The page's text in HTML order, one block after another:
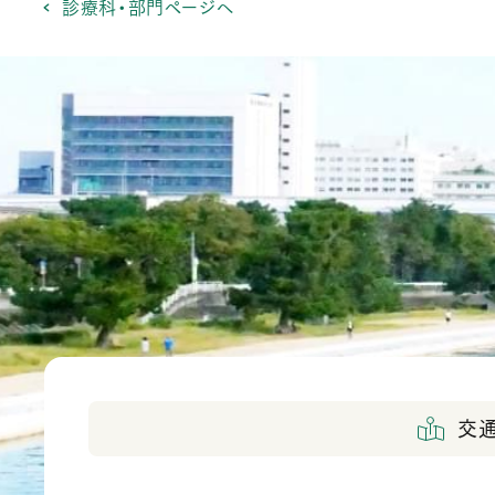
診療科・部門ページへ
交